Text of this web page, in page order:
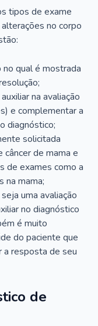
tipos de exame
no corpo
qual é mostrada
na avaliação
e complementar a
diagnóstico;
solicitada
câncer de mama e
de exames como a
na mama;
uma avaliação
no diagnóstico
é muito
do paciente que
a resposta de seu
de